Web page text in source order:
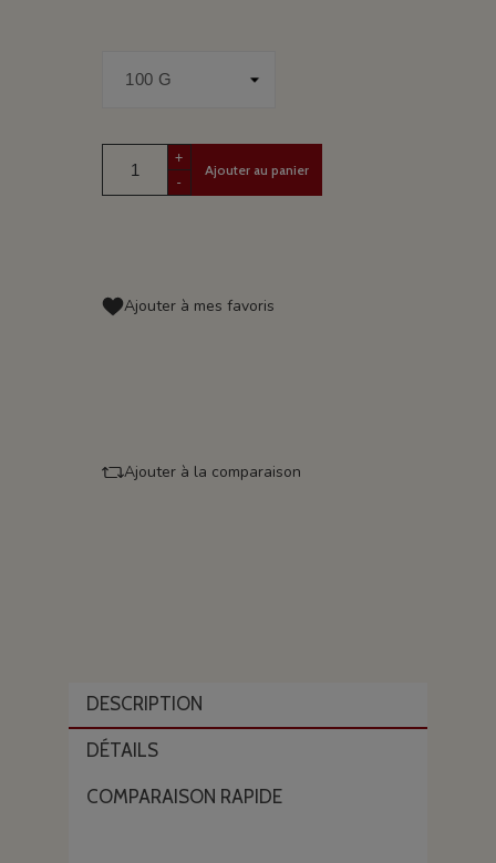
+
-
Ajouter au panier
Ajouter à mes favoris
Ajouter à la comparaison
DESCRIPTION
DÉTAILS
COMPARAISON RAPIDE